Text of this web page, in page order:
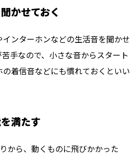
かせておく
ンターホンなどの生活音を聞かせ
手なので、小さな音からスタート
着信音などにも慣れておくといい
満たす
から、動くものに飛びかかった